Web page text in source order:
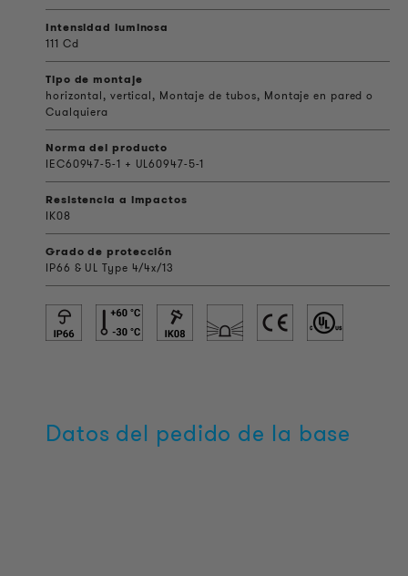
Intensidad luminosa
111 Cd
Tipo de montaje
horizontal, vertical, Montaje de tubos, Montaje en pared o
Cualquiera
Norma del producto
IEC60947-5-1 + UL60947-5-1
Resistencia a impactos
IK08
Grado de protección
IP66 & UL Type 4/4x/13
Datos del pedido de la base